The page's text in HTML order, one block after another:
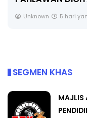
Unknown 6 hari
SEGMEN KHAS
MAJLIS